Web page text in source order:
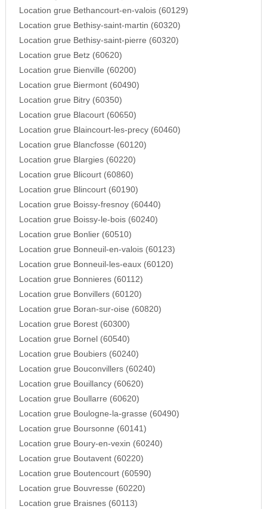
Location grue Bethancourt-en-valois (60129)
Location grue Bethisy-saint-martin (60320)
Location grue Bethisy-saint-pierre (60320)
Location grue Betz (60620)
Location grue Bienville (60200)
Location grue Biermont (60490)
Location grue Bitry (60350)
Location grue Blacourt (60650)
Location grue Blaincourt-les-precy (60460)
Location grue Blancfosse (60120)
Location grue Blargies (60220)
Location grue Blicourt (60860)
Location grue Blincourt (60190)
Location grue Boissy-fresnoy (60440)
Location grue Boissy-le-bois (60240)
Location grue Bonlier (60510)
Location grue Bonneuil-en-valois (60123)
Location grue Bonneuil-les-eaux (60120)
Location grue Bonnieres (60112)
Location grue Bonvillers (60120)
Location grue Boran-sur-oise (60820)
Location grue Borest (60300)
Location grue Bornel (60540)
Location grue Boubiers (60240)
Location grue Bouconvillers (60240)
Location grue Bouillancy (60620)
Location grue Boullarre (60620)
Location grue Boulogne-la-grasse (60490)
Location grue Boursonne (60141)
Location grue Boury-en-vexin (60240)
Location grue Boutavent (60220)
Location grue Boutencourt (60590)
Location grue Bouvresse (60220)
Location grue Braisnes (60113)